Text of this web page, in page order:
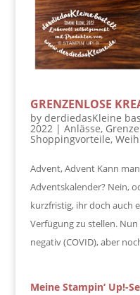
GRENZENLOSE
by derdiedasKleine
2022| Anlässe,
Shoppingvorteile,
Advent, Advent Kann
Adventskalender? Nein,
kurzfristig, ihr doch auch
Verfügung zu stellen.
negativ (COVID), aber
Meine Stampin‘ Up!-